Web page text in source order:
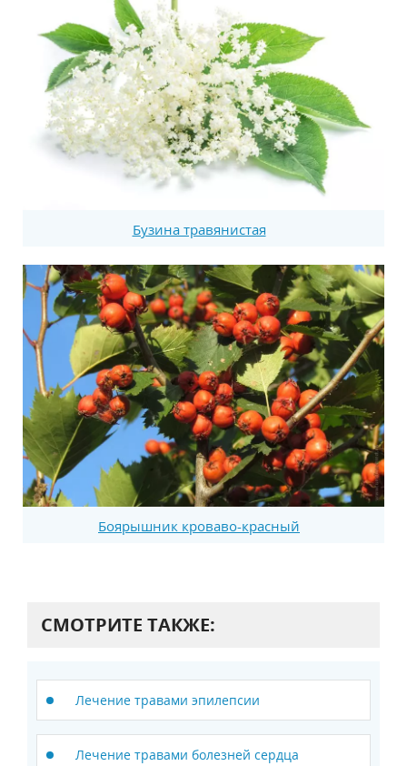
Бузина травянистая
Боярышник кроваво-красный
СМОТРИТЕ ТАКЖЕ:
Лечение травами эпилепсии
Лечение травами болезней сердца